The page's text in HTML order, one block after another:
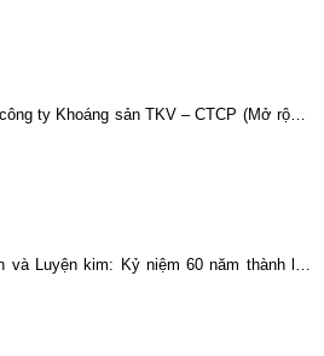
ty Khoáng sản TKV – CTCP (Mở rộng)
tâm” quyết tâm hoàn thành toàn diện
và Luyện kim: Kỷ niệm 60 năm thành lập